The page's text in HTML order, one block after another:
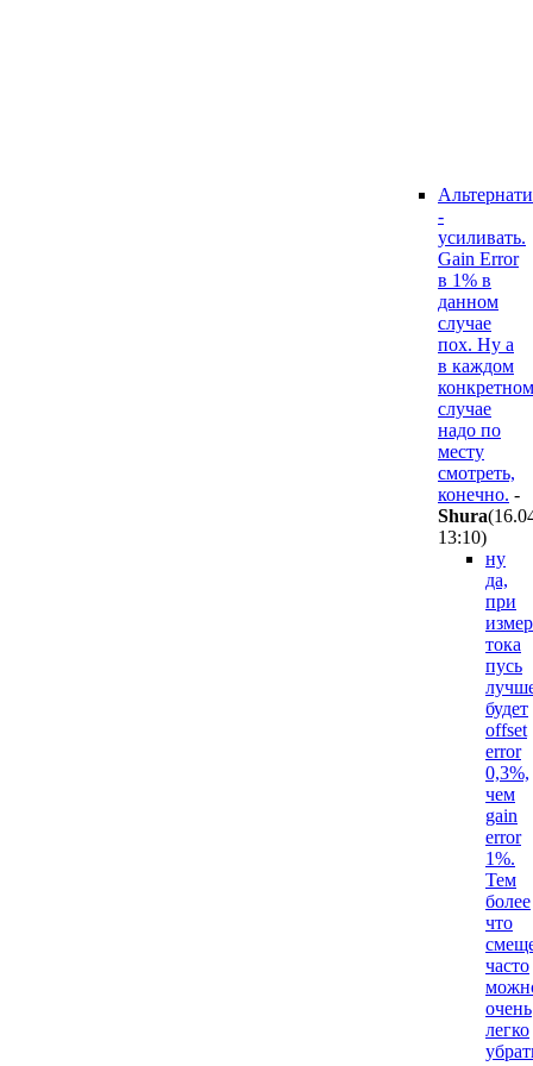
-
усиливать.
Gain Error
в 1% в
данном
случае
пох. Ну а
в каждом
конкретном
случае
надо по
месту
смотреть,
конечно. -
Shura
13:10)
ну
да,
при
тока
пусь
будет
offset
error
0,3%,
чем
gain
error
1%.
Тем
более
что
часто
очень
легко